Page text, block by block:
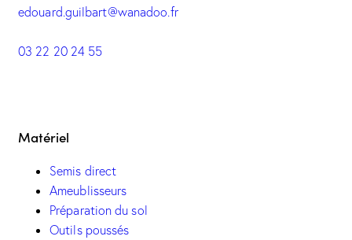
edouard.guilbart@wanadoo.fr
03 22 20 24 55
Matériel
Semis direct
Ameublisseurs
Préparation du sol
Outils poussés